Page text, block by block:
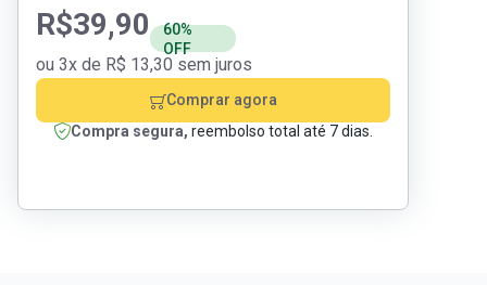
R$39,90
60%
OFF
ou 3x de R$ 13,30 sem juros
Comprar agora
Compra segura, reembolso total até 7 dias.